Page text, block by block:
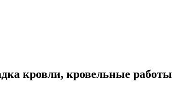
кровли, кровельные работы